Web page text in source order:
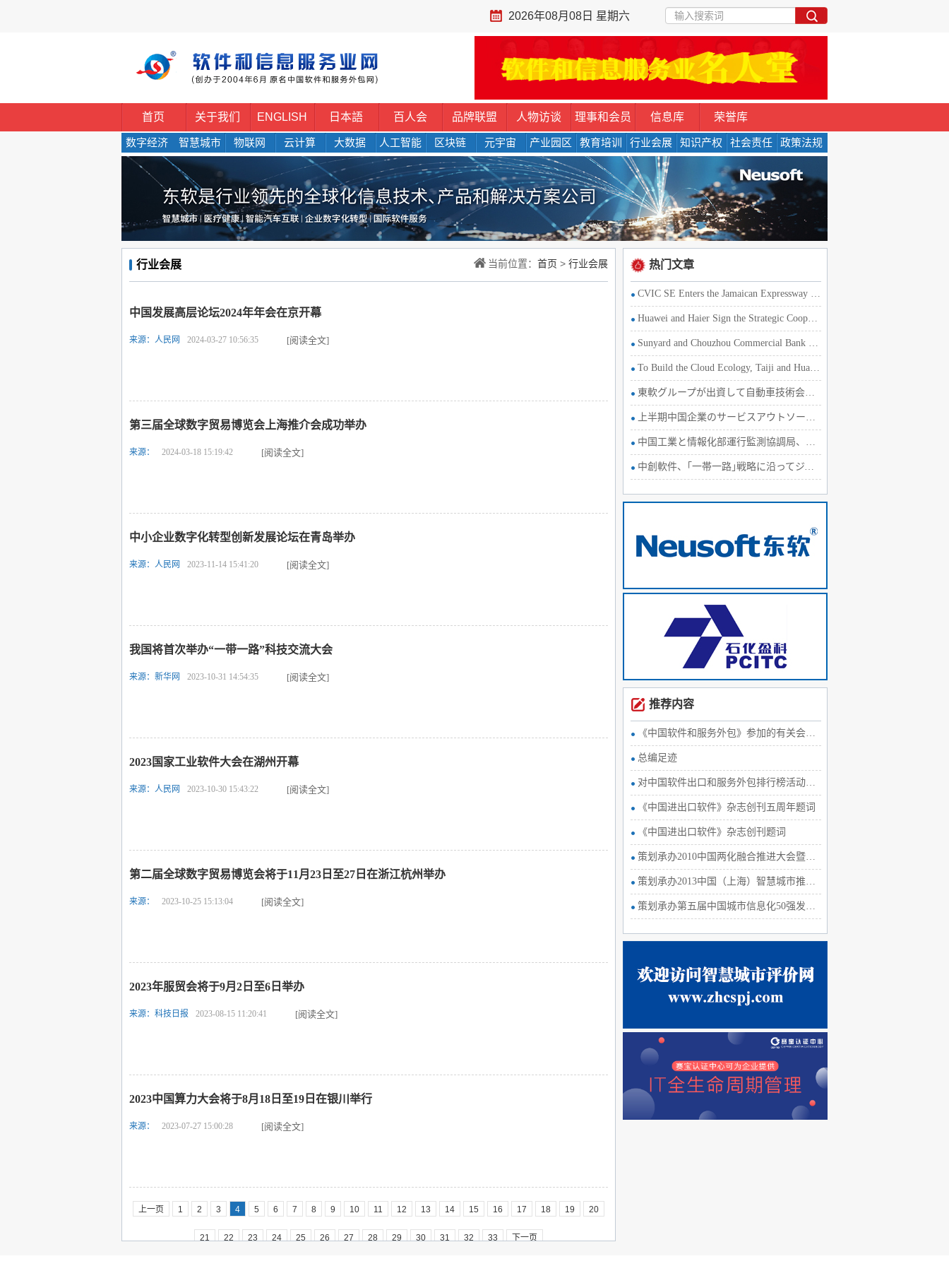
2026年08月08日 星期六
首页 关于我们 ENGLISH 日本語 百人会 品牌联盟 人物访谈 理事和会员 信息库 荣誉库
数字经济 智慧城市 物联网 云计算 大数据 人工智能 区块链 元宇宙 产业园区 教育培训 行业会展 知识产权 社会责任 政策法规
行业会展 当前位置： 首页 > 行业会展
中国发展高层论坛2024年年会在京开幕
来源：人民网 2024-03-27 10:56:35 [阅读全文]
第三届全球数字贸易博览会上海推介会成功举办
来源： 2024-03-18 15:19:42 [阅读全文]
中小企业数字化转型创新发展论坛在青岛举办
来源：人民网 2023-11-14 15:41:20 [阅读全文]
我国将首次举办“一带一路”科技交流大会
来源：新华网 2023-10-31 14:54:35 [阅读全文]
2023国家工业软件大会在湖州开幕
来源：人民网 2023-10-30 15:43:22 [阅读全文]
第二届全球数字贸易博览会将于11月23日至27日在浙江杭州举办
来源： 2023-10-25 15:13:04 [阅读全文]
2023年服贸会将于9月2日至6日举办
来源：科技日报 2023-08-15 11:20:41 [阅读全文]
2023中国算力大会将于8月18日至19日在银川举行
来源： 2023-07-27 15:00:28 [阅读全文]
上一页 1 2 3 4 5 6 7 8 9 10 11 12 13 14 15 16 17 18 19 20
21 22 23 24 25 26 27 28 29 30 31 32 33 下一页
热门文章
CVIC SE Enters the Jamaican Expressway Market with the Strat
Huawei and Haier Sign the Strategic Cooperation Agreement
Sunyard and Chouzhou Commercial Bank Develop the Internet Fi
To Build the Cloud Ecology, Taiji and Huawei Sign a Strategi
東軟グループが出資して自動車技術会社を設立
上半期中国企業のサービスアウトソーシング、契約ベース金額4.9%
中国工業と情報化部運行監測協調局、上半期ソフトウェア経済運行
中創軟件、｢一帯一路｣戦略に沿ってジャマイカの高
推荐内容
《中国软件和服务外包》参加的有关会议、活动图片精选
总编足迹
对中国软件出口和服务外包排行榜活动的报道及宣传
《中国进出口软件》杂志创刊五周年题词
《中国进出口软件》杂志创刊题词
策划承办2010中国两化融合推进大会暨中国信息产业企业社会责任峰会
策划承办2013中国（上海）智慧城市推进论坛
策划承办第五届中国城市信息化50强发布会